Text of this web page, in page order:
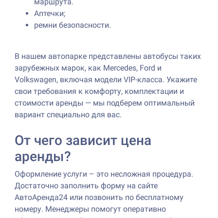
Аптечки;
ремни безопасности.
В нашем автопарке представлены автобусы таких
зарубежных марок, как Mercedes, Ford и
Volkswagen, включая модели VIP-класса. Укажите
свои требования к комфорту, комплектации и
стоимости аренды — мы подберем оптимальный
вариант специально для вас.
От чего зависит цена
аренды?
Оформление услуги – это несложная процедура.
Достаточно заполнить форму на сайте
АвтоАренда24 или позвонить по бесплатному
номеру. Менеджеры помогут оперативно